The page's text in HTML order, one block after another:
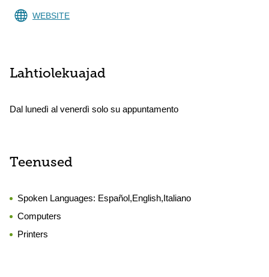
WEBSITE
Lahtiolekuajad
Dal lunedì al venerdì solo su appuntamento
Teenused
Spoken Languages: Español,English,Italiano
Computers
Printers